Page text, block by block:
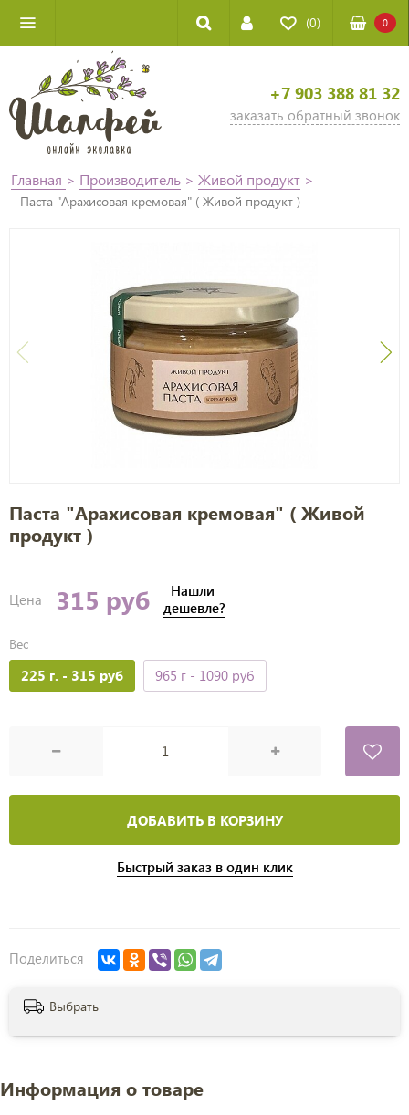
(0) 0
+7 903 388 81 32
заказать обратный звонок
Главная > Производитель > Живой продукт >
- Паста "Арахисовая кремовая" ( Живой продукт )
Паста "Арахисовая кремовая" ( Живой
продукт )
Цена 315 руб
Нашли
дешевле?
Вес
225 г. - 315 руб 965 г - 1090 руб
ДОБАВИТЬ В КОРЗИНУ
Быстрый заказ в один клик
Поделиться
Выбрать
Информация о товаре